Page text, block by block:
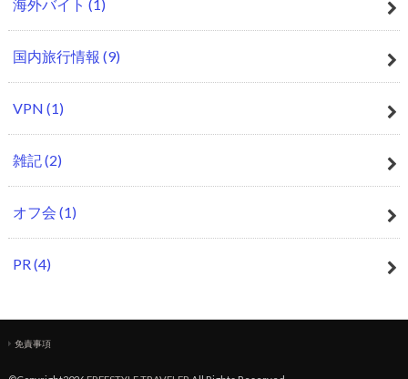
海外バイト (1)
国内旅行情報 (9)
VPN (1)
雑記(2)
オフ会 (1)
PR(4)
免責事項